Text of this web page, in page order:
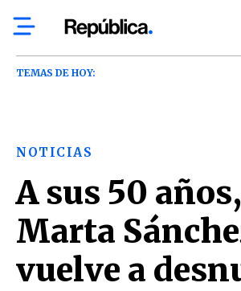
TEMAS DE HOY:
NOTICIAS
A sus 50 años,
Marta
vuelve a